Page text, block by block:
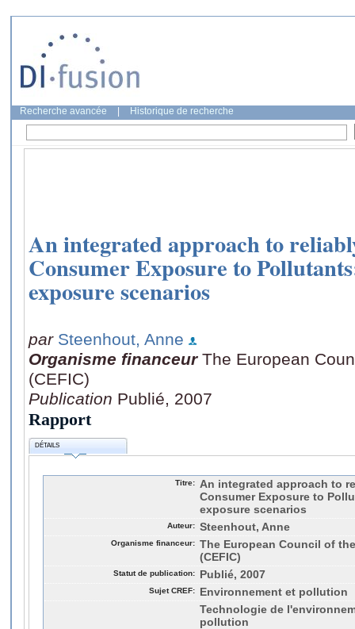
Recherche avancée Historique de recherche
An integrated approach to
Consumer Exposure to
exposure scenarios
par Steenhout, Anne
Organisme financeur The European
(CEFIC)
Publication Publié, 2007
Rapport
DÉTAILS
Titre:
An integrated approach to
Consumer Exposure to
exposure scenarios
Auteur: Steenhout, Anne
Organisme financeur: The European Council of
(CEFIC)
Statut de publication: Publié, 2007
Sujet CREF:
Environnement et pollution
Technologie de
pollution